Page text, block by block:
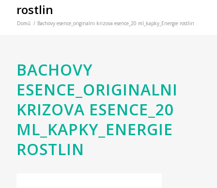
rostlin
Domů / Bachovy esence_originalni krizova esence_20 ml_kapky_Energie rostlin
BACHOVY
ESENCE_ORIGINALNI
KRIZOVA ESENCE_20
ML_KAPKY_ENERGIE
ROSTLIN